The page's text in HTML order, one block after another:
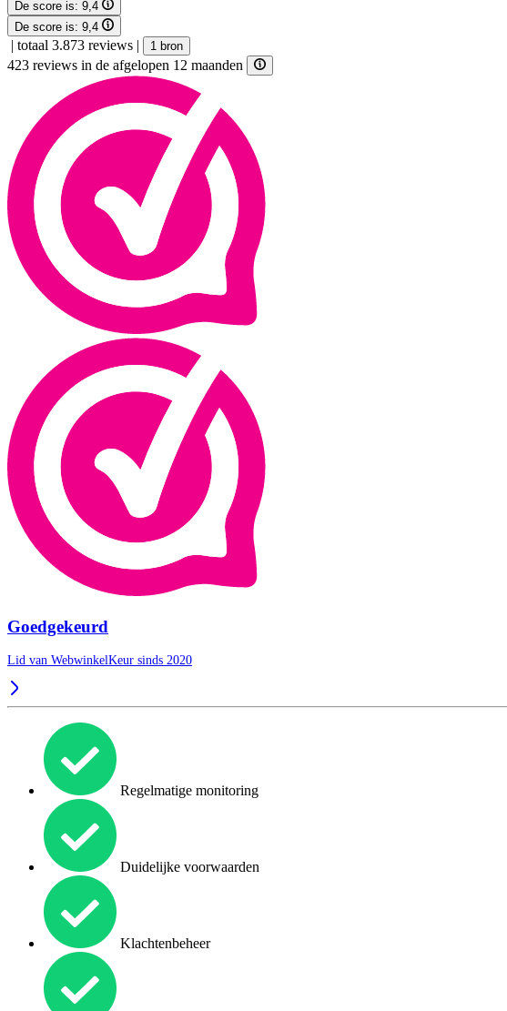
De score is: 9,4
De score is: 9,4
| totaal 3.873 reviews | 1 bron
423 reviews in de afgelopen 12 maanden
Goedgekeurd
Lid van WebwinkelKeur sinds 2020
Regelmatige monitoring
Duidelijke voorwaarden
Klachtenbeheer